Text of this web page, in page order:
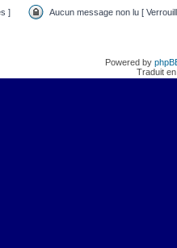
] Aucun message non lu [
Powered by
Traduit